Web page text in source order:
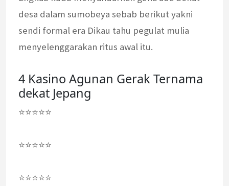
desa dalam sumobeya sebab berikut yakni
sendi formal era Dikau tahu pegulat mulia
menyelenggarakan ritus awal itu.
4 Kasino Agunan Gerak Ternama
dekat Jepang
⭐⭐⭐⭐⭐
⭐⭐⭐⭐⭐
⭐⭐⭐⭐⭐